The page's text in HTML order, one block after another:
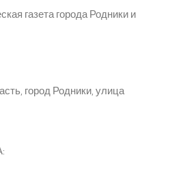
газета города Родники и
город Родники, улица